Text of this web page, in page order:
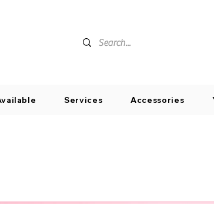
Services Accessories